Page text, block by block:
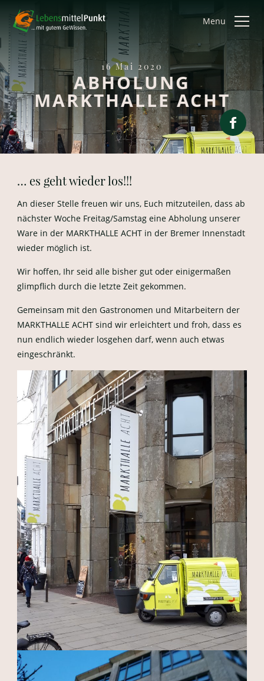
Menu
16 Mai 2020
ABHOLUNG
MARKTHALLE ACHT
… es geht wieder los!!!
An dieser Stelle freuen wir uns, Euch mitzuteilen, dass ab
nächster Woche Freitag/Samstag eine Abholung unserer
Ware in der MARKTHALLE ACHT in der Bremer Innenstadt
wieder möglich ist.
Wir hoffen, Ihr seid alle bisher gut oder einigermaßen
glimpflich durch die letzte Zeit gekommen.
Gemeinsam mit den Gastronomen und Mitarbeitern der
MARKTHALLE ACHT sind wir erleichtert und froh, dass es
nun endlich wieder losgehen darf, wenn auch etwas
eingeschränkt.